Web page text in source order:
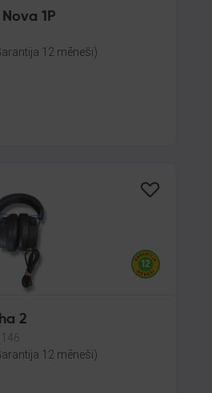
1P
12 mēneši)
2
12 mēneši)